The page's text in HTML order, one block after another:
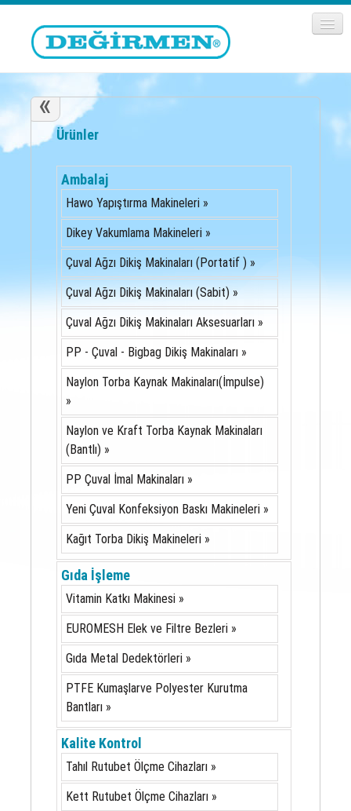
«
Ürünler
Ambalaj
Hawo Yapıştırma Makineleri »
Dikey Vakumlama Makineleri »
Çuval Ağzı Dikiş Makinaları (Portatif ) »
Çuval Ağzı Dikiş Makinaları (Sabit) »
Çuval Ağzı Dikiş Makinaları Aksesuarları »
PP - Çuval - Bigbag Dikiş Makinaları »
Naylon Torba Kaynak Makinaları(İmpulse)
»
Naylon ve Kraft Torba Kaynak Makinaları
(Bantlı) »
PP Çuval İmal Makinaları »
Yeni Çuval Konfeksiyon Baskı Makineleri »
Kağıt Torba Dikiş Makineleri »
Gıda İşleme
Vitamin Katkı Makinesi »
EUROMESH Elek ve Filtre Bezleri »
Gıda Metal Dedektörleri »
PTFE Kumaşlarve Polyester Kurutma
Bantları »
Kalite Kontrol
Tahıl Rutubet Ölçme Cihazları »
Kett Rutubet Ölçme Cihazları »